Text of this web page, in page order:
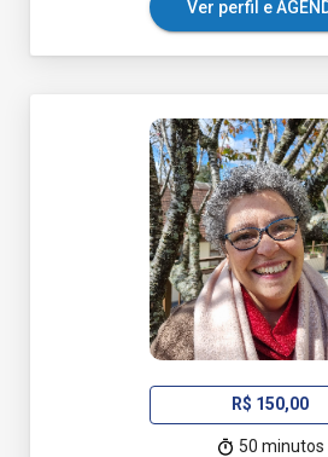
Ver perfil e
R$ 150,00
50 minutos